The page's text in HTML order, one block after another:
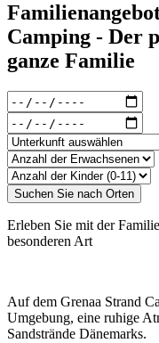
Camping - Der
ganze Familie
Erleben Sie mit der
besonderen Art
Auf dem Grenaa Strand
Umgebung, eine ruhige
Sandstrände Dänemarks.